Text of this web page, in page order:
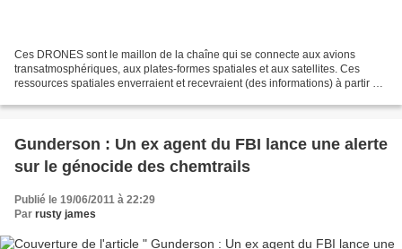
Ces DRONES sont le maillon de la chaîne qui se connecte aux avions
transatmosphériques, aux plates-formes spatiales et aux satellites. Ces
ressources spatiales enverraient et recevraient (des informations) à partir de
Gunderson : Un ex agent du FBI lance une alerte
sur le génocide des chemtrails
Publié le 19/06/2011 à 22:29
Par rusty james